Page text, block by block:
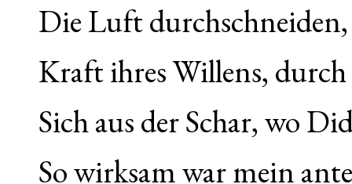
Die Luft durchschneiden,
Kraft ihres Willens,
Sich aus der Schar, wo
So wirksam war mein